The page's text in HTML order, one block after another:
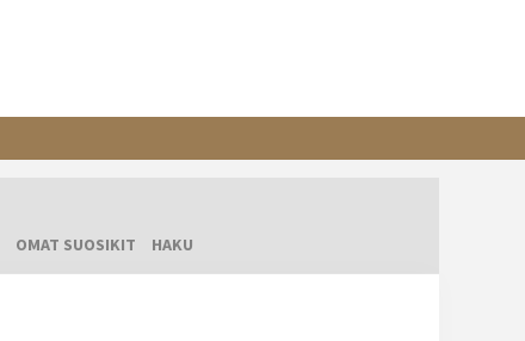
OMAT SUOSIKIT HAKU